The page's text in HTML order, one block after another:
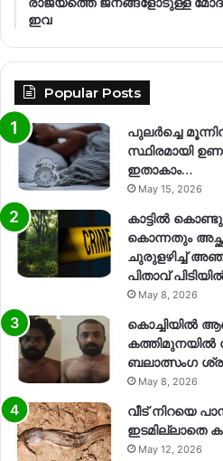
ഇവ
Popular Posts
പുലർച്ചെ
സ്ഥിരമായി
ഇതാകാം…
May 15, 2026
കാട്ടിൽ
കൊന്നതും
ചുരുളഴിച്ച്
പിതാവ്
May 8, 2026
കത്തിമുനയിൽ
ബലാത്സംഗ​
May 8, 2026
വീട് നിറയെ
ഇടമില്ലാതെ
May 12, 2026